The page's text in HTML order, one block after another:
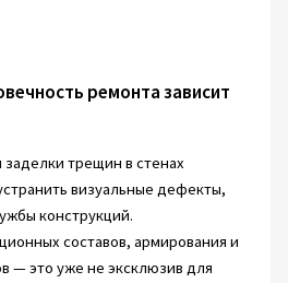
ремонта зависит
трещин в стенах
визуальные дефекты,
конструкций.
составов, армирования и
— это уже не эксклюзив для